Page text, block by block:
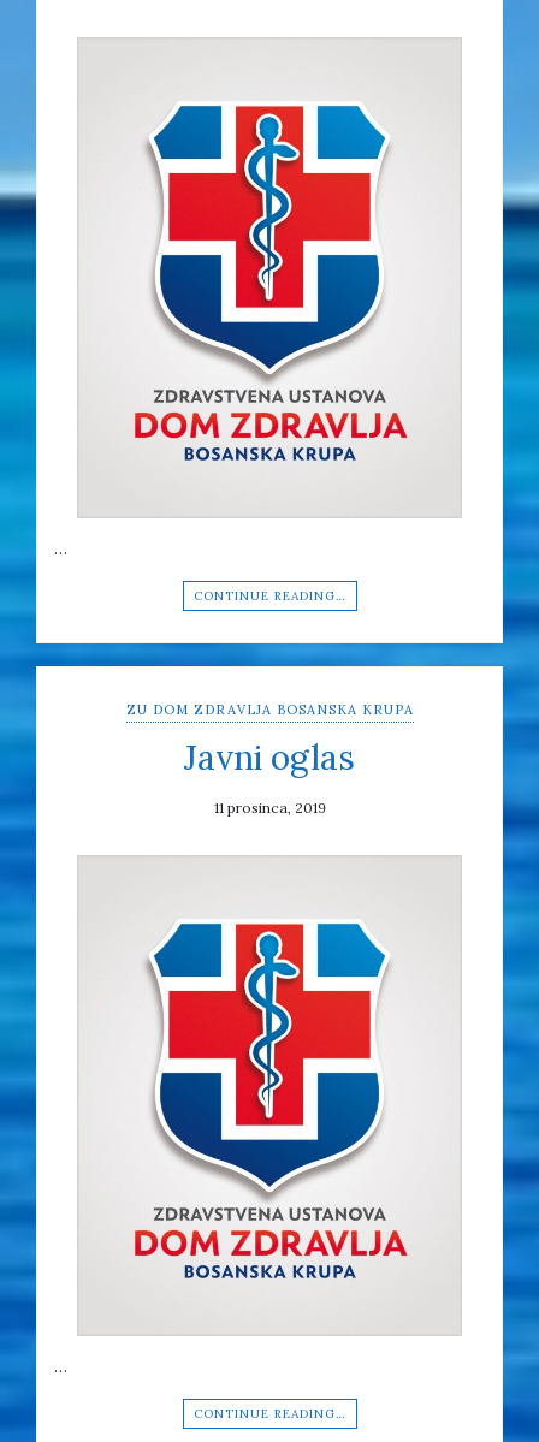
…
CONTINUE READING…
ZU DOM ZDRAVLJA BOSANSKA KRUPA
Javni oglas
11 prosinca, 2019
…
CONTINUE READING…